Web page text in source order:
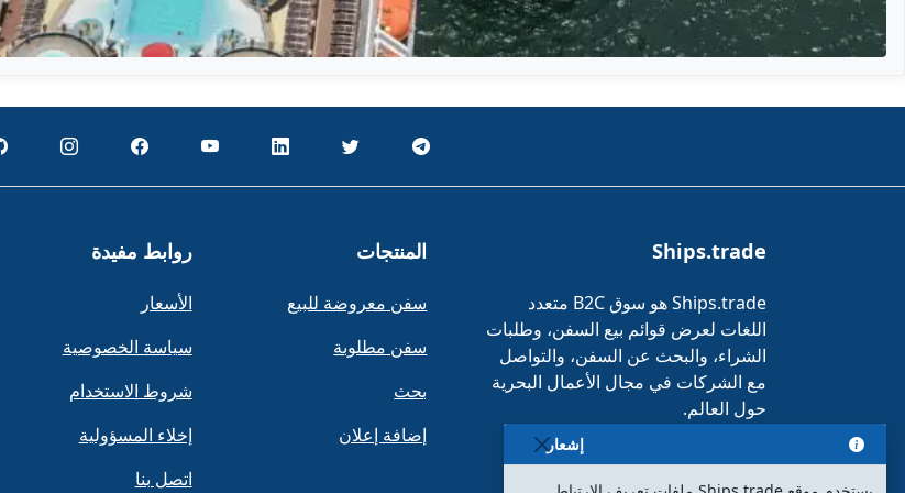
Ships.trade
Ships.trade هو سوق B2C متعدد
اللغات لعرض قوائم بيع السفن، وطلبات
الشراء، والبحث عن السفن، والتواصل
مع الشركات في مجال الأعمال البحرية
حول العالم.
المنتجات
سفن معروضة للبيع
سفن مطلوبة
بحث
إضافة إعلان
روابط مفيدة
الأسعار
سياسة الخصوصية
شروط الاستخدام
إخلاء المسؤولية
اتصل بنا
إشعار